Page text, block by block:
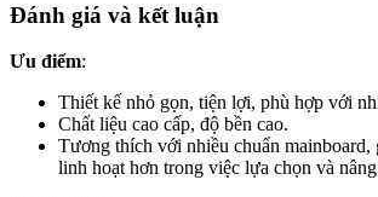
Đánh giá và kết luận
Ưu điểm:
Thiết kế nhỏ gọn, tiện lợi, phù hợp với
Chất liệu cao cấp, độ bền cao.
Tương thích với nhiều chuẩn
linh hoạt hơn trong việc lựa chọn và